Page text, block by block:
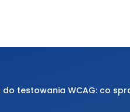
testowania WCAG: co